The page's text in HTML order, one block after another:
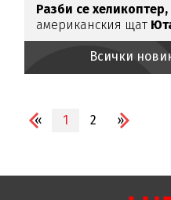
Разби се хеликоптер,
американския щат
Всички
« 1 2 »